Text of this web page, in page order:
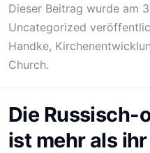
Dieser Beitrag wurde am
Uncategorized
Handke,
Church.
Die Russisch-
ist mehr als